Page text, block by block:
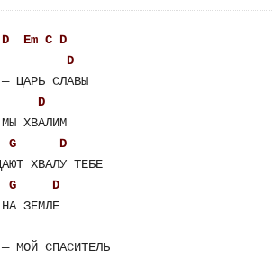
D Em C D
D
ЦАРЬ СЛАВЫ
D
G
D
G
D
ЗЕМЛЕ
МОЙ СПАСИТЕЛЬ